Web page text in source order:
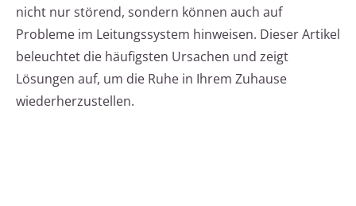
nicht nur störend, sondern können auch auf
Probleme im Leitungssystem hinweisen. Dieser Artikel
beleuchtet die häufigsten Ursachen und zeigt
Lösungen auf, um die Ruhe in Ihrem Zuhause
wiederherzustellen.